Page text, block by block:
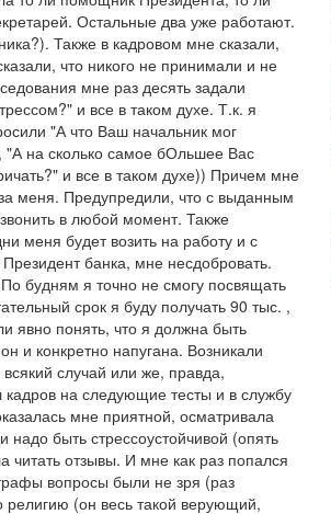
Остальные два уже работают.
Также в кадровом мне сказали,
что никого не принимали и не
мне раз десять задали
и все в таком духе. Т.к. я
"А что Ваш начальник мог
на сколько самое бОльшее Вас
и все в таком духе)) Причем мне
меня. Предупредили, что с выданным
в любой момент. Также
меня будет возить на работу и с
банка, мне несдобровать.
будням я точно не смогу посвящать
срок я буду получать 90 тыс. ,
явно понять, что я должна быть
и конкретно напугана. Возникали
случай или же, правда,
на следующие тесты и в службу
мне приятной, осматривала
быть стрессоустойчивой (опять
читать отзывы. И мне как раз попался
вопросы были не зря (раз
религию (он весь такой верующий,